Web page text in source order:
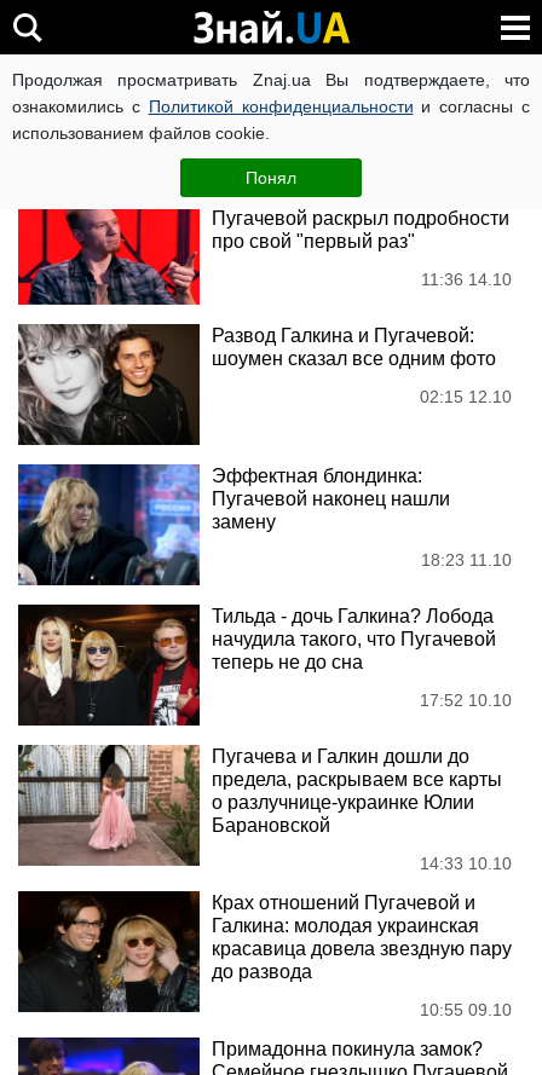
Продолжая просматривать Znaj.ua Вы подтверждаете, что
ознакомились с Политикой конфиденциальности и согласны с
использованием файлов cookie.
Понял
Алла Пугачова
Бегал по другим девушках: внук
Пугачевой раскрыл подробности
про свой "первый раз"
11:36 14.10
Развод Галкина и Пугачевой:
шоумен сказал все одним фото
02:15 12.10
Эффектная блондинка:
Пугачевой наконец нашли
замену
18:23 11.10
Тильда - дочь Галкина? Лобода
начудила такого, что Пугачевой
теперь не до сна
17:52 10.10
Пугачева и Галкин дошли до
предела, раскрываем все карты
о разлучнице-украинке Юлии
Барановской
14:33 10.10
Крах отношений Пугачевой и
Галкина: молодая украинская
красавица довела звездную пару
до развода
10:55 09.10
Примадонна покинула замок?